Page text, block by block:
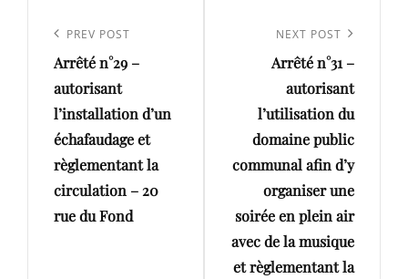
l’article
Previous
Post
PREV POST
Arrêté n°29 –
autorisant
l’installation d’un
échafaudage et
règlementant la
circulation – 20
rue du Fond
NEXT POST
Arrêté n°31 –
autorisant
l’utilisation du
domaine public
communal afin d’y
organiser une
soirée en plein air
avec de la musique
et règlementant la